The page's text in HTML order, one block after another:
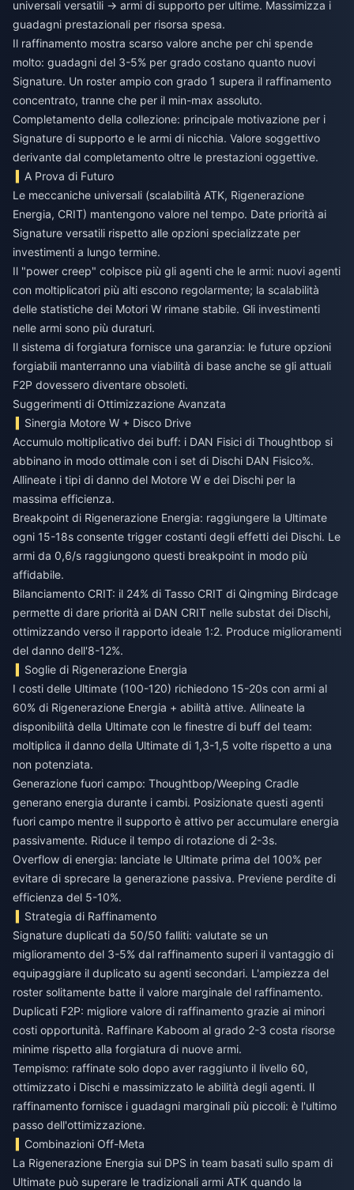
universali versatili → armi di supporto per ultime. Massimizza i
guadagni prestazionali per risorsa spesa.
Il raffinamento mostra scarso valore anche per chi spende
molto: guadagni del 3-5% per grado costano quanto nuovi
Signature. Un roster ampio con grado 1 supera il raffinamento
concentrato, tranne che per il min-max assoluto.
Completamento della collezione: principale motivazione per i
Signature di supporto e le armi di nicchia. Valore soggettivo
derivante dal completamento oltre le prestazioni oggettive.
A Prova di Futuro
Le meccaniche universali (scalabilità ATK, Rigenerazione
Energia, CRIT) mantengono valore nel tempo. Date priorità ai
Signature versatili rispetto alle opzioni specializzate per
investimenti a lungo termine.
Il "power creep" colpisce più gli agenti che le armi: nuovi agenti
con moltiplicatori più alti escono regolarmente; la scalabilità
delle statistiche dei Motori W rimane stabile. Gli investimenti
nelle armi sono più duraturi.
Il sistema di forgiatura fornisce una garanzia: le future opzioni
forgiabili manterranno una viabilità di base anche se gli attuali
F2P dovessero diventare obsoleti.
Suggerimenti di Ottimizzazione Avanzata
Sinergia Motore W + Disco Drive
Accumulo moltiplicativo dei buff: i DAN Fisici di Thoughtbop si
abbinano in modo ottimale con i set di Dischi DAN Fisico%.
Allineate i tipi di danno del Motore W e dei Dischi per la
massima efficienza.
Breakpoint di Rigenerazione Energia: raggiungere la Ultimate
ogni 15-18s consente trigger costanti degli effetti dei Dischi. Le
armi da 0,6/s raggiungono questi breakpoint in modo più
affidabile.
Bilanciamento CRIT: il 24% di Tasso CRIT di Qingming Birdcage
permette di dare priorità ai DAN CRIT nelle substat dei Dischi,
ottimizzando verso il rapporto ideale 1:2. Produce miglioramenti
del danno dell'8-12%.
Soglie di Rigenerazione Energia
I costi delle Ultimate (100-120) richiedono 15-20s con armi al
60% di Rigenerazione Energia + abilità attive. Allineate la
disponibilità della Ultimate con le finestre di buff del team:
moltiplica il danno della Ultimate di 1,3-1,5 volte rispetto a una
non potenziata.
Generazione fuori campo: Thoughtbop/Weeping Cradle
generano energia durante i cambi. Posizionate questi agenti
fuori campo mentre il supporto è attivo per accumulare energia
passivamente. Riduce il tempo di rotazione di 2-3s.
Overflow di energia: lanciate le Ultimate prima del 100% per
evitare di sprecare la generazione passiva. Previene perdite di
efficienza del 5-10%.
Strategia di Raffinamento
Signature duplicati da 50/50 falliti: valutate se un
miglioramento del 3-5% dal raffinamento superi il vantaggio di
equipaggiare il duplicato su agenti secondari. L'ampiezza del
roster solitamente batte il valore marginale del raffinamento.
Duplicati F2P: migliore valore di raffinamento grazie ai minori
costi opportunità. Raffinare Kaboom al grado 2-3 costa risorse
minime rispetto alla forgiatura di nuove armi.
Tempismo: raffinate solo dopo aver raggiunto il livello 60,
ottimizzato i Dischi e massimizzato le abilità degli agenti. Il
raffinamento fornisce i guadagni marginali più piccoli: è l'ultimo
passo dell'ottimizzazione.
Combinazioni Off-Meta
La Rigenerazione Energia sui DPS in team basati sullo spam di
Ultimate può superare le tradizionali armi ATK quando la